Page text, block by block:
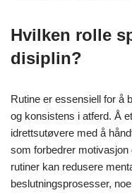
Hvilken rolle
disiplin?
Rutine er essensiell for å
og konsistens i atferd. Å
idrettsutøvere med å
som forbedrer
rutiner kan redusere
beslutningsprosesser,